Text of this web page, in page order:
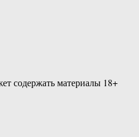
содержать материалы 18+